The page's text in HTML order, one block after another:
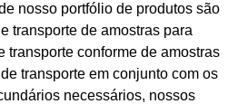
nosso portfólio de produtos são
transporte de amostras para
transporte conforme de amostras
transporte em conjunto com os
necessários, nossos